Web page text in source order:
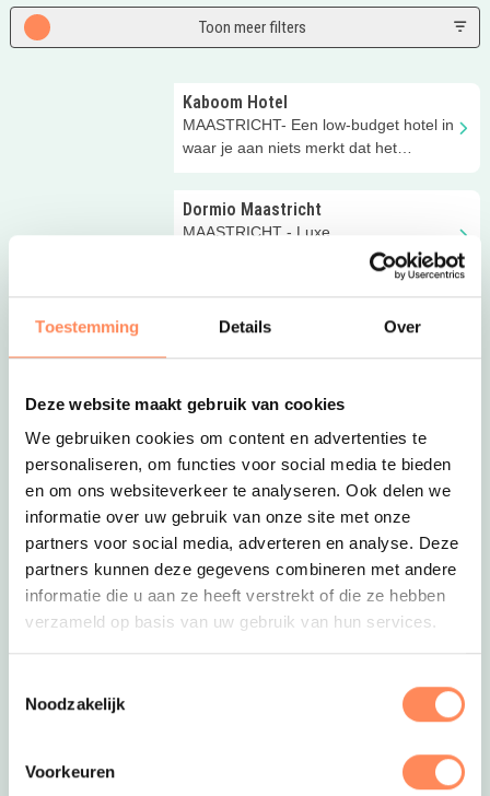
Toestemming Details Over
Deze website maakt gebruik van cookies
We gebruiken cookies om content en advertenties te
personaliseren, om functies voor social media te bieden
en om ons websiteverkeer te analyseren. Ook delen we
informatie over uw gebruik van onze site met onze
partners voor social media, adverteren en analyse. Deze
partners kunnen deze gegevens combineren met andere
informatie die u aan ze heeft verstrekt of die ze hebben
verzameld op basis van uw gebruik van hun services.
Noodzakelijk
Voorkeuren
Toon meer filters
Kaboom Hotel
MAASTRICHT- Een low-budget hotel in
waar je aan niets merkt dat het
Dormio Maastricht
MAASTRICHT - Luxe
vakantiewoningen die helemaal zijn
toegerust op jonge kinderen!
Valk Exclusief Hotel Maastricht
MAASTRICHT- Beleef een
minivakantie in dit kindvriendelijke
MAASTRICHT- Een rustige haven in
de mooie stad in het zuiden; met fijne,
frisse familiekamers
Meer inspiratie
in Nederland? Wij hebben de 6 leukste